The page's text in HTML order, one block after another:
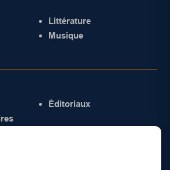
Littérature
Musique
Éditoriaux